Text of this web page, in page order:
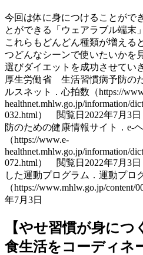
今回は体に身につけることがで
とができる「ウェアラブル端末
これらもどんどん種類が増える
つどんなシーンで使いたいかを
選びダイエットを成功させてい
厚生労働省 生活習慣病予防の
ルスネット．心拍数（https://
healthnet.mhlw.go.jp/information/
032.html） 閲覧日2022年7月3
防のための健康情報サイト．e-
（https://www.e-
healthnet.mhlw.go.jp/information/
072.html） 閲覧日2022年7月3
した運動プログラム．運動プロ
（https://www.mhlw.go.jp/
年7月3日
【やせ習慣が身につ
食生活をコーディネ